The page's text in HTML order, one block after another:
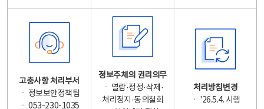
고충사항 처리부서
ㆍ 정보보안정책팀
ㆍ 053-230-1035
정보주체의 권리의무
ㆍ 열람·정정·삭제·
처리정지·동의철회
처리방침변경
ㆍ '26.5.4. 시행